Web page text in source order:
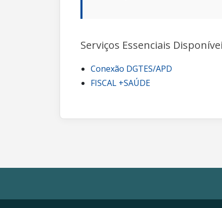
Serviços Essenciais
Conexão DGTES/APD
FISCAL +SAÚDE